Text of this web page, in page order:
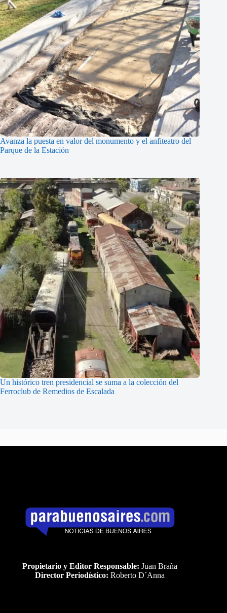
Avanza la puesta en valor del monumento y el anfiteatro del
Parque de la Estación
Un histórico tren presidencial se suma a la colección del
Ferroclub de Remedios de Escalada
Propietario y Editor Responsable: Juan Braña
Director Periodístico: Roberto D´Anna